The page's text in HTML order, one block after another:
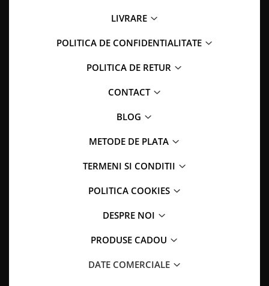
LIVRARE
POLITICA DE CONFIDENTIALITATE
POLITICA DE RETUR
CONTACT
BLOG
METODE DE PLATA
TERMENI SI CONDITII
POLITICA COOKIES
DESPRE NOI
PRODUSE CADOU
DATE COMERCIALE